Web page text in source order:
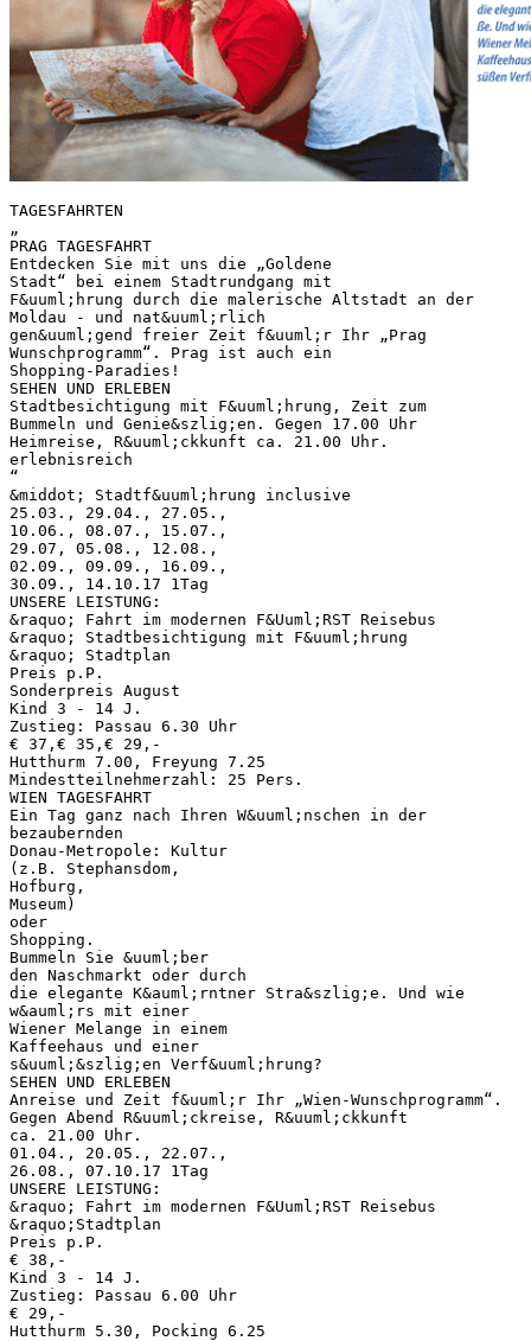
TAGESFAHRTEN
„
PRAG TAGESFAHRT
Entdecken Sie mit uns die „Goldene
Stadt“ bei einem Stadtrundgang mit
F&uuml;hrung durch die malerische Altstadt an der
Moldau - und nat&uuml;rlich
gen&uuml;gend freier Zeit f&uuml;r Ihr „Prag
Wunschprogramm“. Prag ist auch ein
Shopping-Paradies!
SEHEN UND ERLEBEN
Stadtbesichtigung mit F&uuml;hrung, Zeit zum
Bummeln und Genie&szlig;en. Gegen 17.00 Uhr
Heimreise, R&uuml;ckkunft ca. 21.00 Uhr.
erlebnisreich
“
&middot; Stadtf&uuml;hrung inclusive
25.03., 29.04., 27.05.,
10.06., 08.07., 15.07.,
29.07, 05.08., 12.08.,
02.09., 09.09., 16.09.,
30.09., 14.10.17 1Tag
UNSERE LEISTUNG:
&raquo; Fahrt im modernen F&Uuml;RST Reisebus
&raquo; Stadtbesichtigung mit F&uuml;hrung
&raquo; Stadtplan
Preis p.P.
Sonderpreis August
Kind 3 - 14 J.
Zustieg: Passau 6.30 Uhr
€ 37,€ 35,€ 29,-
Hutthurm 7.00, Freyung 7.25
Mindestteilnehmerzahl: 25 Pers.
WIEN TAGESFAHRT
Ein Tag ganz nach Ihren W&uuml;nschen in der
bezaubernden
Donau-Metropole: Kultur
(z.B. Stephansdom,
Hofburg,
Museum)
oder
Shopping.
Bummeln Sie &uuml;ber
den Naschmarkt oder durch
die elegante K&auml;rntner Stra&szlig;e. Und wie
w&auml;rs mit einer
Wiener Melange in einem
Kaffeehaus und einer
s&uuml;&szlig;en Verf&uuml;hrung?
SEHEN UND ERLEBEN
Anreise und Zeit f&uuml;r Ihr „Wien-Wunschprogramm“.
Gegen Abend R&uuml;ckreise, R&uuml;ckkunft
ca. 21.00 Uhr.
01.04., 20.05., 22.07.,
26.08., 07.10.17 1Tag
UNSERE LEISTUNG:
&raquo; Fahrt im modernen F&Uuml;RST Reisebus
&raquo;Stadtplan
Preis p.P.
€ 38,-
Kind 3 - 14 J.
Zustieg: Passau 6.00 Uhr
€ 29,-
Hutthurm 5.30, Pocking 6.25